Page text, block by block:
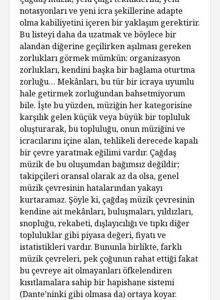
notasyonları ve yeni icra şekillerine adapte
olma kabiliyetini içeren bir yaklaşım gerektirir.
Bu listeyi daha da uzatmak ve böylece bir
alandan diğerine geçilirken aşılması gereken
zorlukları görmek mümkün: organizasyon
zorlukları, kendini başka bir bağlama oturtma
zorluğu… Mekânları, bu tür bir icraya uyumlu
hale getirmek zorluğundan bahsetmiyorum
bile. İşte bu yüzden, müziğin her kategorisine
karşılık gelen küçük veya büyük bir topluluk
oluşturarak, bu topluluğu, onun müziğini ve
icracılarını içine alan, tehlikeli derecede kapalı
bir çevre yaratmak eğilimi vardır. Çağdaş
müzik de bu oluşumdan bağımsız değildir;
takipçileri oransal olarak az da olsa, genel
müzik çevresinin hatalarından yakayı
kurtaramaz. Şöyle ki, çağdaş müzik çevresinin
kendine ait mekânları, buluşmaları, yıldızları,
snopluğu, rekabeti, dışlayıcılığı ve tıpkı diğer
topluluklar gibi piyasa değeri, fiyatı ve
istatistikleri vardır. Bununla birlikte, farklı
müzik çevreleri, pek çoğunun rahat ettiği fakat
bu çevreye ait olmayanları öfkelendiren
kısıtlamalara sahip bir hapishane sistemi
(Dante’ninki gibi olmasa da) ortaya koyar.